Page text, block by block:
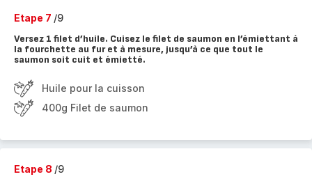
Etape 7 /9
Versez 1 filet d’huile. Cuisez le filet de saumon en l’émiettant à
la fourchette au fur et à mesure, jusqu’à ce que tout le
saumon soit cuit et émietté.
Huile pour la cuisson
400g Filet de saumon
Etape 8 /9